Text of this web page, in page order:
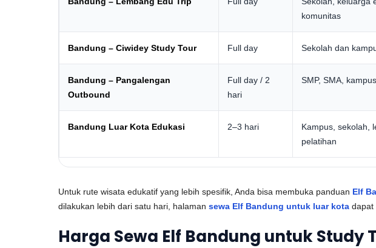
komunitas
Bandung – Ciwidey Study Tour Full day Sekolah dan
Bandung – Pangalengan
Outbound
Full day / 2
hari
SMP, SMA,
Bandung Luar Kota Edukasi 2–3 hari
Kampus, sekolah,
pelatihan
Untuk rute wisata edukatif yang lebih spesifik, Anda bisa membuka panduan Elf
dilakukan lebih dari satu hari, halaman sewa Elf Bandung untuk luar kota dapat
Harga Sewa Elf Bandung untuk Study